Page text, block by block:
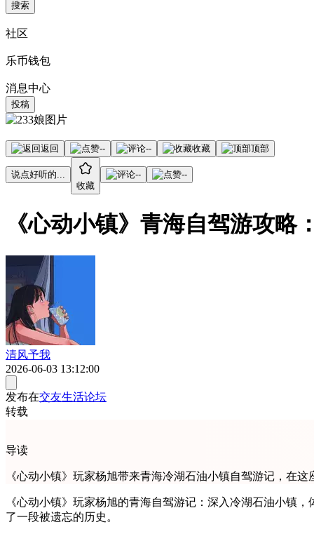
搜索
社区
乐币钱包
消息中心
投稿
返回 -- -- 收藏 顶部
说点好听的...
收藏
-- --
《心动小镇》青海自驾游攻
清风予我
2026-06-03 13:12:00
发布在交友生活论坛
转载
导读
《心动小镇》玩家杨旭带来青海冷湖石油小镇自驾游记，在
《心动小镇》玩家杨旭的青海自驾游记：深入冷湖石油小镇
了一段被遗忘的历史。